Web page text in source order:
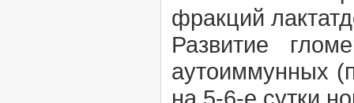
фракций
Развитие
аутоиммунных